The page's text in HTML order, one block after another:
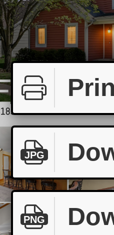
JPG
PNG